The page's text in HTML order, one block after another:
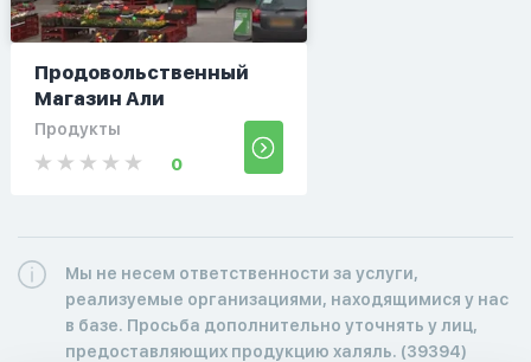
Продовольственный
Магазин Али
Продукты
0
Мы не несем ответственности за услуги,
реализуемые организациями, находящимися у нас
в базе. Просьба дополнительно уточнять у лиц,
предоставляющих продукцию халяль. (39394)